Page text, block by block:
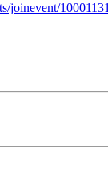
joinevent/